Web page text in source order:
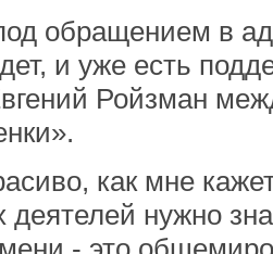
обращением в
и уже есть
Ройзман
как мне
деятелей нужно